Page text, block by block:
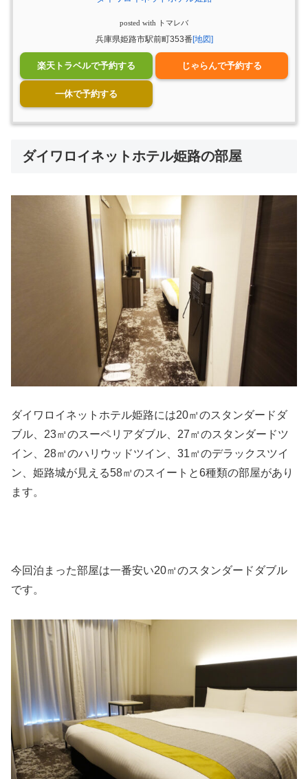
posted with トマレバ
兵庫県姫路市駅前町353番 [地図]
楽天トラベルで予約する じゃらんで予約する
一休で予約する
ダイワロイネットホテル姫路の部屋
ダイワロイネットホテル姫路には20㎡のスタンダードダ
ブル、23㎡のスーペリアダブル、27㎡のスタンダードツ
イン、28㎡のハリウッドツイン、31㎡のデラックスツイ
ン、姫路城が見える58㎡のスイートと6種類の部屋があり
ます。
今回泊まった部屋は一番安い20㎡のスタンダードダブル
です。